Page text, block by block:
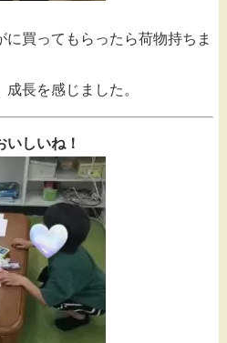
買ってもらったら荷物持ちま
長を感じました。
しいね！